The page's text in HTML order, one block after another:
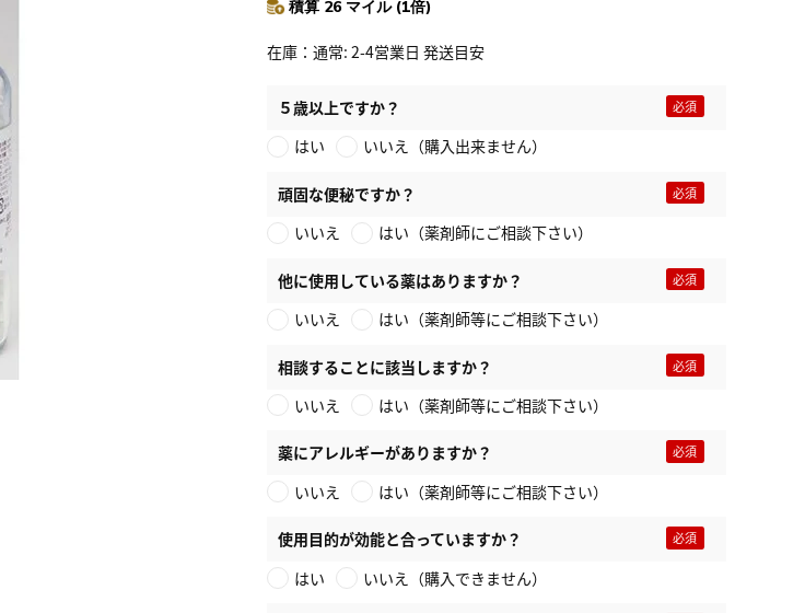
積算 26 マイル (1倍)
在庫 通常: 2-4営業日 発送目安
５歳以上ですか？
はい
いいえ（購入出来ません）
頑固な便秘ですか？
いいえ
はい（薬剤師にご相談下さい）
他に使用している薬はありますか？
いいえ
はい（薬剤師等にご相談下さい）
相談することに該当しますか？
いいえ
はい（薬剤師等にご相談下さい）
薬にアレルギーがありますか？
いいえ
はい（薬剤師等にご相談下さい）
使用目的が効能と合っていますか？
はい
いいえ（購入できません）